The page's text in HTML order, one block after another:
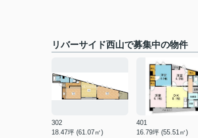
リバーサイド西山で募集中の物件
302
18.47坪 (61.07㎡)
401
16.79坪 (55.51㎡)